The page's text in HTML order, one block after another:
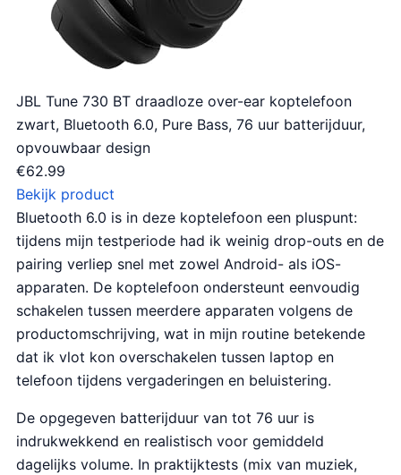
JBL Tune 730 BT draadloze over-ear koptelefoon
zwart, Bluetooth 6.0, Pure Bass, 76 uur batterijduur,
opvouwbaar design
€62.99
Bekijk product
Bluetooth 6.0 is in deze koptelefoon een pluspunt:
tijdens mijn testperiode had ik weinig drop-outs en de
pairing verliep snel met zowel Android- als iOS-
apparaten. De koptelefoon ondersteunt eenvoudig
schakelen tussen meerdere apparaten volgens de
productomschrijving, wat in mijn routine betekende
dat ik vlot kon overschakelen tussen laptop en
telefoon tijdens vergaderingen en beluistering.
De opgegeven batterijduur van tot 76 uur is
indrukwekkend en realistisch voor gemiddeld
dagelijks volume. In praktijktests (mix van muziek,